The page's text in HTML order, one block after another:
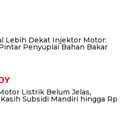
Lebih Dekat Injektor Motor:
Penyuplai Bahan Bakar
Listrik Belum Jelas,
Subsidi Mandiri hingga Rp